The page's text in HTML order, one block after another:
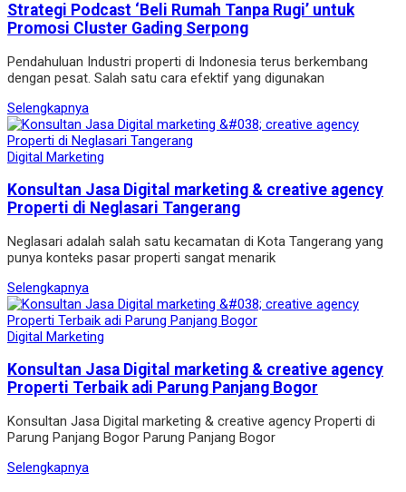
Strategi Podcast ‘Beli Rumah Tanpa Rugi’ untuk
Promosi Cluster Gading Serpong
Pendahuluan Industri properti di Indonesia terus berkembang
dengan pesat. Salah satu cara efektif yang digunakan
Selengkapnya
Digital Marketing
Konsultan Jasa Digital marketing & creative agency
Properti di Neglasari Tangerang
Neglasari adalah salah satu kecamatan di Kota Tangerang yang
punya konteks pasar properti sangat menarik
Selengkapnya
Digital Marketing
Konsultan Jasa Digital marketing & creative agency
Properti Terbaik adi Parung Panjang Bogor
Konsultan Jasa Digital marketing & creative agency Properti di
Parung Panjang Bogor Parung Panjang Bogor
Selengkapnya